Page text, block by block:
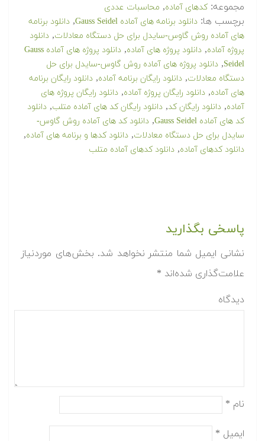
مجموعه:کدهای آماده, محاسبات عددی
برچسب ها: دانلود برنامه های آماده Gauss Seidel , دانلود برنامه
های آماده روش گاوس-سایدل برای حل دستگاه معادلات, دانلود
پروژه آماده, دانلود پروژه های آماده,
دانلود پروژه های آماده Gauss
Seidel
, دانلود پروژه های آماده روش گاوس-سایدل برای حل
دستگاه معادلات, دانلود رایگان برنامه آماده, دانلود رایگان برنامه
های آماده, دانلود رایگان پروژه آماده, دانلود رایگان پروژه های
آماده, دانلود رایگان کد, دانلود رایگان کد های آماده متلب, دانلود
کد های آماده Gauss Seidel
, دانلود کد های آماده روش گاوس-
سایدل برای حل دستگاه معادلات, دانلود کدها و برنامه های آماده,
دانلود کدهای آماده, دانلود کدهای آماده متلب
پاسخی بگذارید
نشانی ایمیل شما منتشر نخواهد شد. بخش‌های موردنیاز
علامت‌گذاری شده‌اند *
دیدگاه
نام *
ایمیل *